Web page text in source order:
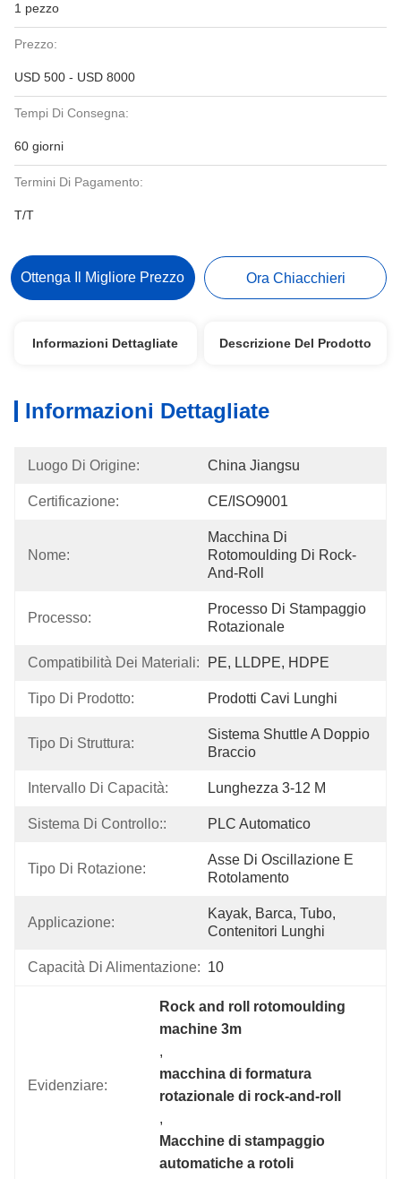
1 pezzo
Prezzo:
USD 500 - USD 8000
Tempi Di Consegna:
60 giorni
Termini Di Pagamento:
T/T
Ottenga Il Migliore Prezzo Ora Chiacchieri
Informazioni Dettagliate Descrizione Del Prodotto
Informazioni Dettagliate
Luogo Di Origine: China Jiangsu
Certificazione: CE/ISO9001
Nome:
Macchina Di
Rotomoulding Di Rock-
And-Roll
Processo:
Processo Di Stampaggio
Rotazionale
Compatibilità Dei Materiali: PE, LLDPE, HDPE
Tipo Di Prodotto: Prodotti Cavi Lunghi
Tipo Di Struttura:
Sistema Shuttle A Doppio
Braccio
Intervallo Di Capacità: Lunghezza 3-12 M
Sistema Di Controllo:: PLC Automatico
Tipo Di Rotazione:
Asse Di Oscillazione E
Rotolamento
Applicazione:
Kayak, Barca, Tubo,
Contenitori Lunghi
Capacità Di Alimentazione: 10
Evidenziare:
Rock and roll rotomoulding
machine 3m
,
macchina di formatura
rotazionale di rock-and-roll
,
Macchine di stampaggio
automatiche a rotoli